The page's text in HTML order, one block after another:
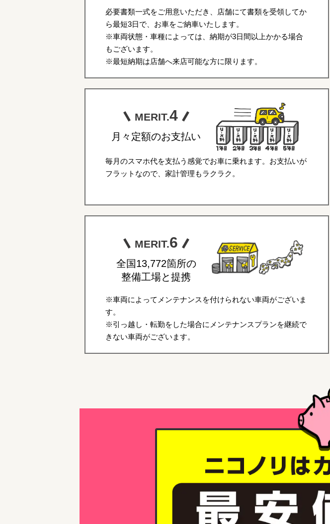
必要書類一式をご用意いただき、店舗にて書類を受領してか
ら最短3日で、お車をご納車いたします。
※車両状態・車種によっては、納期が3日間以上かかる場合
もございます。
※最短納期は店舗へ来店可能な方に限ります。
MERIT.4
月々定額のお支払い
毎月のスマホ代を支払う感覚でお車に乗れます。お支払いが
フラットなので、家計管理もラクラク。
MERIT.6
全国13,772箇所の
整備工場と提携
※車両によってメンテナンスを付けられない車両がございま
す。
※引っ越し・転勤をした場合にメンテナンスプランを継続で
きない車両がございます。